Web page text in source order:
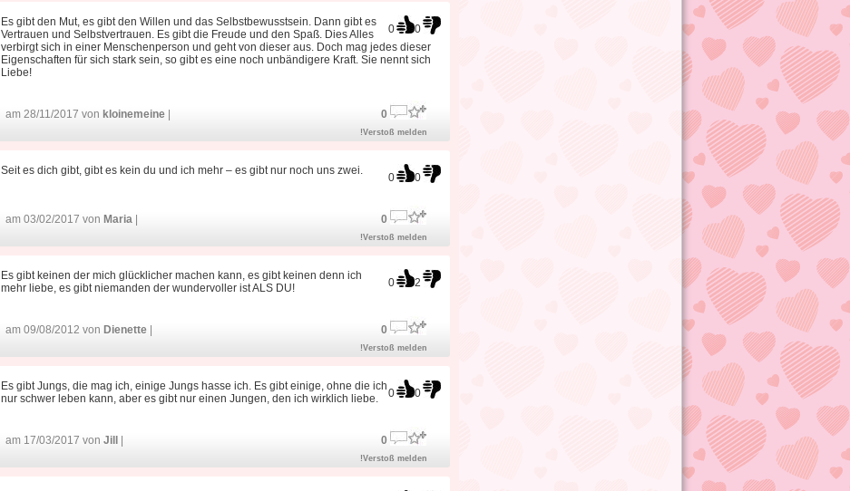
0 0
Es gibt den Mut, es gibt den Willen und das Selbstbewusstsein. Dann gibt es
Vertrauen und Selbstvertrauen. Es gibt die Freude und den Spaß. Dies Alles
verbirgt sich in einer Menschenperson und geht von dieser aus. Doch mag jedes dieser
Eigenschaften für sich stark sein, so gibt es eine noch unbändigere Kraft. Sie nennt sich
Liebe!
am 28/11/2017 von kloinemeine 0
!Verstoß melden
0 0
Seit es dich gibt, gibt es kein du und ich mehr – es gibt nur noch uns zwei.
am 03/02/2017 von Maria 0
!Verstoß melden
0 2
Es gibt keinen der mich glücklicher machen kann, es gibt keinen denn ich
mehr liebe, es gibt niemanden der wundervoller ist ALS DU!
am 09/08/2012 von Dienette 0
!Verstoß melden
0 0
Es gibt Jungs, die mag ich, einige Jungs hasse ich. Es gibt einige, ohne die ich
nur schwer leben kann, aber es gibt nur einen Jungen, den ich wirklich liebe.
am 17/03/2017 von Jill 0
!Verstoß melden